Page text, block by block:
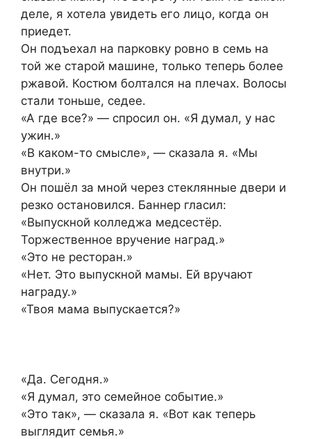
деле, я хотела увидеть его лицо, когда он
приедет.
Он подъехал на парковку ровно в семь на
той же старой машине, только теперь более
ржавой. Костюм болтался на плечах. Волосы
стали тоньше, седее.
«А где все?» — спросил он. «Я думал, у нас
ужин.»
«В каком-то смысле», — сказала я. «Мы
внутри.»
Он пошёл за мной через стеклянные двери и
резко остановился. Баннер гласил:
«Выпускной колледжа медсестёр.
Торжественное вручение наград.»
«Это не ресторан.»
«Нет. Это выпускной мамы. Ей вручают
награду.»
«Твоя мама выпускается?»
«Да. Сегодня.»
«Я думал, это семейное событие.»
«Это так», — сказала я. «Вот как теперь
выглядит семья.»